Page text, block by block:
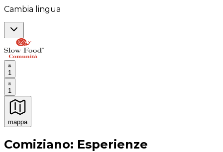
Cambia lingua
1
1
mappa
Esperienze culinarie indimenticabili: Esperienze
Comiziano: Esperienze